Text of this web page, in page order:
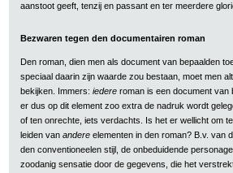
aanstoot geeft, tenzij en passant en ter meerdere
Bezwaren tegen den documentairen roman
Den roman, dien men als document van bepaalden
speciaal daarin zijn waarde zou bestaan, moet men
bekijken. Immers: iedere roman is een document van
er dus op dit element zoo extra de nadruk wordt
of ten onrechte, iets verdachts. Is het er wellicht om
leiden van andere elementen in den roman? B.v. van
den conventioneelen stijl, de onbeduidende
zoodanig sensatie door de gegevens, die het